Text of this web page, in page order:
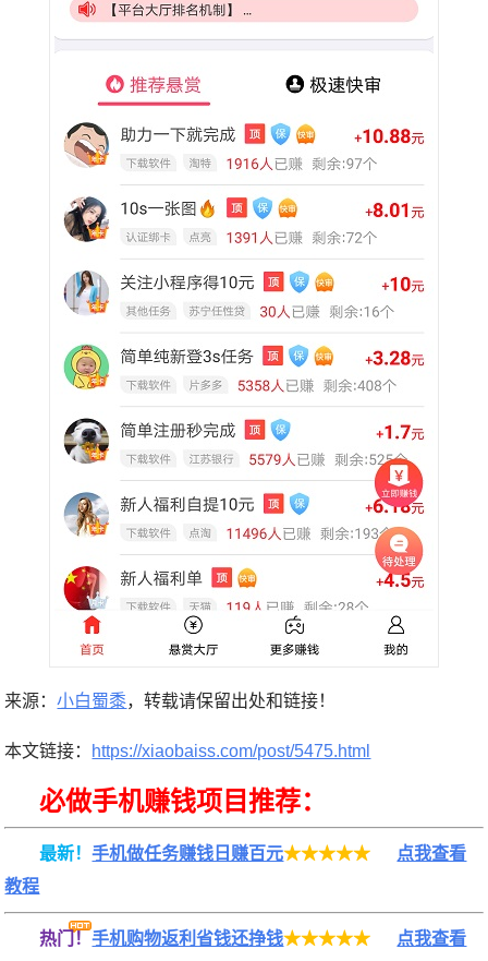
来源：小白蜀黍，转载请保留出处和链接！
本文链接： https://xiaobaiss.com/post/5475.html
必做手机赚钱项目推荐：
最新！手机做任务赚钱日赚百元★★★★★
点我查看
教程
热门！手机购物返利省钱还挣钱★★★★★ 点我查看